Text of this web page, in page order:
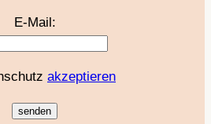
E-Mail:
akzeptieren